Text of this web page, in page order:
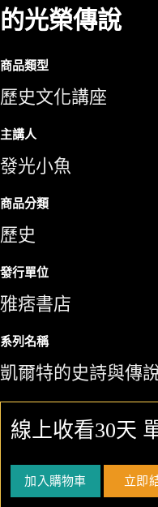
的光榮傳說
商品類型
歷史文化講座
主講人
發光小魚
商品分類
歷史
發行單位
雅痞書店
系列名稱
凱爾特的史詩與傳
線上收看30天
加入購物車 立即